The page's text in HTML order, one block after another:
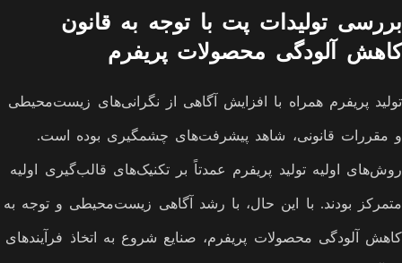
بررسی تولیدات پت با توجه به قانون
کاهش آلودگی محصولات پریفرم
تولید پریفرم همراه با افزایش آگاهی از نگرانی‌های زیست‌محیطی
و مقررات قانونی، شاهد پیشرفت‌های چشمگیری بوده است.
روش‌های اولیه تولید پریفرم عمدتاً بر تکنیک‌های قالب‌گیری اولیه
متمرکز بودند. با این حال، با رشد آگاهی زیست‌محیطی و توجه به
کاهش آلودگی محصولات پریفرم، صنایع شروع به اتخاذ فرآیندهای